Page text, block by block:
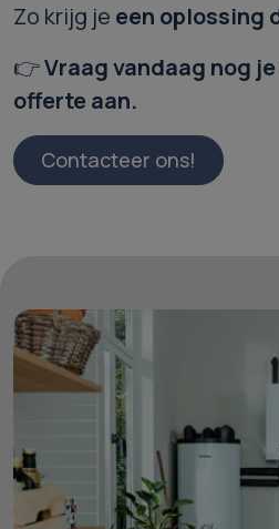
Zo krijg je een oplossing
👉Vraag vandaag nog
offerte aan.
Contacteer ons!